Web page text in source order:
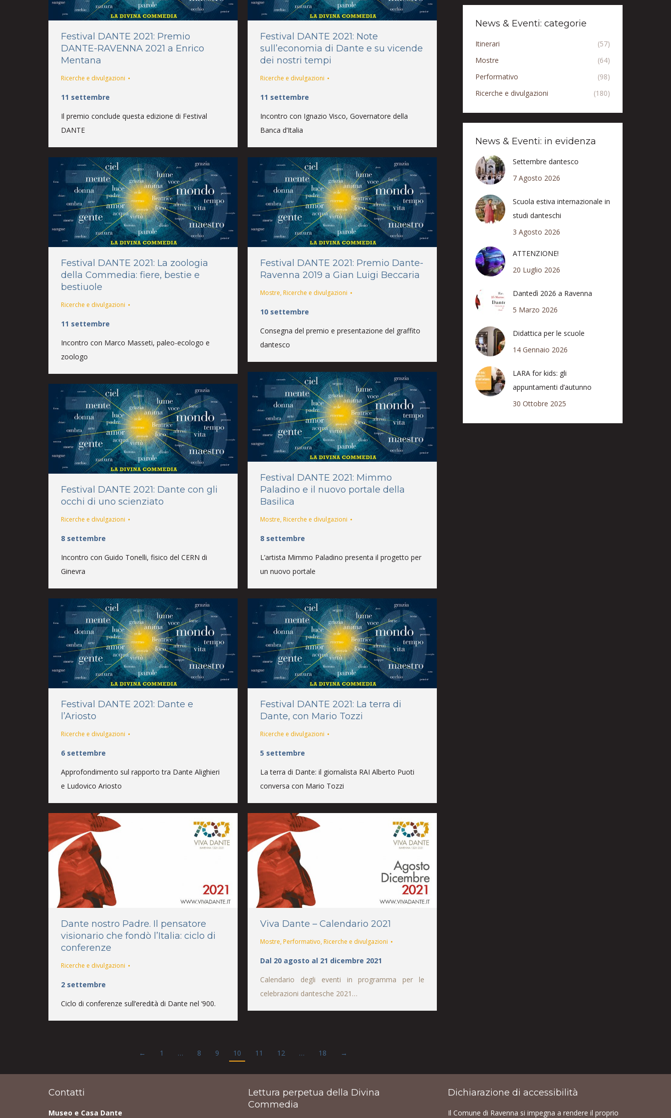
Festival DANTE 2021: Premio
DANTE-RAVENNA 2021 a Enrico
Mentana
Ricerche e divulgazioni
11 settembre
Il premio conclude questa edizione di Festival
DANTE
Festival DANTE 2021: Note
sull’economia di Dante e su vicende
dei nostri tempi
Ricerche e divulgazioni
11 settembre
Incontro con Ignazio Visco, Governatore della
Banca d’Italia
Festival DANTE 2021: La zoologia
della Commedia: fiere, bestie e
bestiuole
Ricerche e divulgazioni
11 settembre
Incontro con Marco Masseti, paleo-ecologo e
zoologo
Festival DANTE 2021: Premio Dante-
Ravenna 2019 a Gian Luigi Beccaria
Mostre, Ricerche e divulgazioni
10 settembre
Consegna del premio e presentazione del graffito
dantesco
Festival DANTE 2021: Mimmo
Paladino e il nuovo portale della
Basilica
Mostre, Ricerche e divulgazioni
8 settembre
L’artista Mimmo Paladino presenta il progetto per
un nuovo portale
Festival DANTE 2021: Dante con gli
occhi di uno scienziato
Ricerche e divulgazioni
8 settembre
Incontro con Guido Tonelli, fisico del CERN di
Ginevra
Festival DANTE 2021: Dante e
l’Ariosto
Ricerche e divulgazioni
6 settembre
Approfondimento sul rapporto tra Dante Alighieri
e Ludovico Ariosto
Festival DANTE 2021: La terra di
Dante, con Mario Tozzi
Ricerche e divulgazioni
5 settembre
La terra di Dante: il giornalista RAI Alberto Puoti
conversa con Mario Tozzi
Dante nostro Padre. Il pensatore
visionario che fondò l’Italia: ciclo di
conferenze
Ricerche e divulgazioni
2 settembre
Ciclo di conferenze sull’eredità di Dante nel ‘900.
Viva Dante – Calendario 2021
Mostre, Performativo, Ricerche e divulgazioni
Dal 20 agosto al 21 dicembre 2021
Calendario degli eventi in programma per le
celebrazioni dantesche 2021…
← 1 … 8 9 10 11 12 … 18 →
News & Eventi: categorie
Itinerari
(57)
Mostre
(64)
Performativo
(98)
Ricerche e divulgazioni
(180)
News & Eventi: in evidenza
Settembre dantesco
7 Agosto 2026
Scuola estiva internazionale in
studi danteschi
3 Agosto 2026
ATTENZIONE!
20 Luglio 2026
Dantedì 2026 a Ravenna
5 Marzo 2026
Didattica per le scuole
14 Gennaio 2026
LARA for kids: gli
appuntamenti d’autunno
30 Ottobre 2025
Contatti
Museo e Casa Dante
Lettura perpetua della Divina
Commedia
Dichiarazione di accessibilità
Il Comune di Ravenna si impegna a rendere il proprio